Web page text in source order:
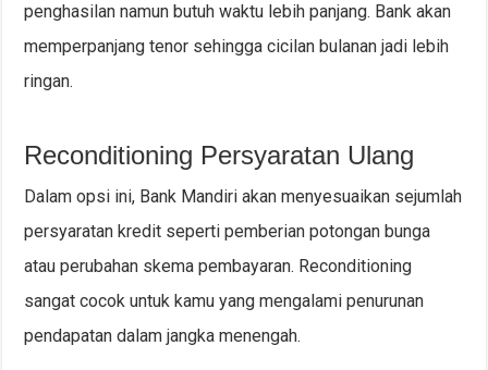
penghasilan namun butuh waktu lebih panjang. Bank akan
memperpanjang tenor sehingga cicilan bulanan jadi lebih
ringan.
Reconditioning Persyaratan Ulang
Dalam opsi ini, Bank Mandiri akan menyesuaikan sejumlah
persyaratan kredit seperti pemberian potongan bunga
atau perubahan skema pembayaran. Reconditioning
sangat cocok untuk kamu yang mengalami penurunan
pendapatan dalam jangka menengah.